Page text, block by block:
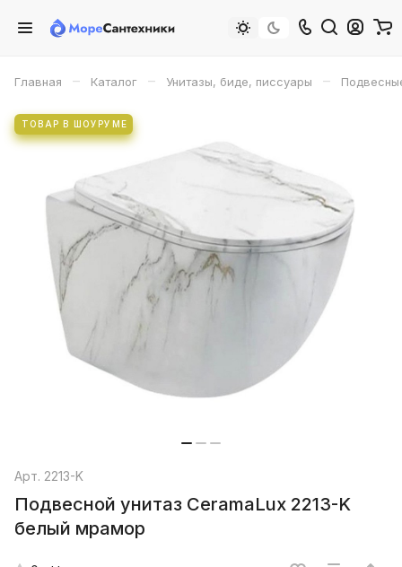
Главная – Каталог – Унитазы, биде, писсуары –
ТОВАР В ШОУРУМЕ
Арт. 2213-K
Подвесной унитаз CeramaLux 2213-K
белый мрамор